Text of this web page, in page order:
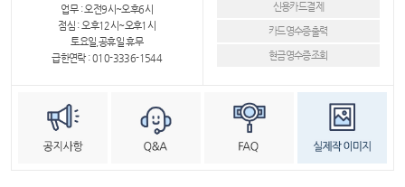
업무 : 오전9시~오후6시
점심 : 오후12시~오후1시
토요일,공휴일 휴무
급한연락 : 010-3336-1544
신용카드결제
카드영수증출력
현금영수증조회